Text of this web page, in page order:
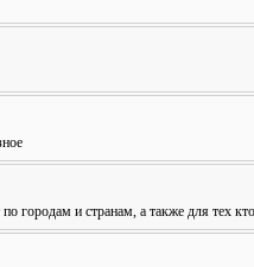
по городам и странам, а также для тех